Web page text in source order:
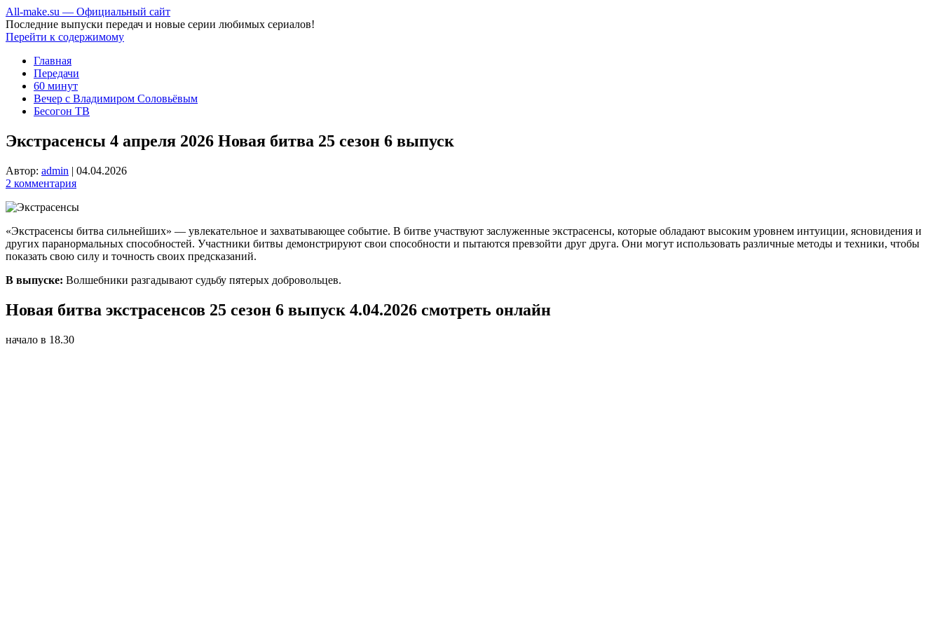
All-make.su — Официальный сайт
Последние выпуски передач и новые серии любимых сериалов!
Перейти к содержимому
Главная
Передачи
60 минут
Вечер с Владимиром Соловьёвым
Бесогон ТВ
Экстрасенсы 4 апреля 2026 Новая битва 25 сезон 6 выпуск
Автор: admin | 04.04.2026
2 комментария
«Экстрасенсы битва сильнейших» — увлекательное и захватывающее событие. В битве участвуют заслуженные экстрасенсы, которые обладают высоким уровнем интуиции, ясновидения и
других паранормальных способностей. Участники битвы демонстрируют свои способности и пытаются превзойти друг друга. Они могут использовать различные методы и техники, чтобы
показать свою силу и точность своих предсказаний.
В выпуске: Волшебники разгадывают судьбу пятерых добровольцев.
Новая битва экстрасенсов 25 сезон 6 выпуск 4.04.2026 смотреть онлайн
начало в 18.30